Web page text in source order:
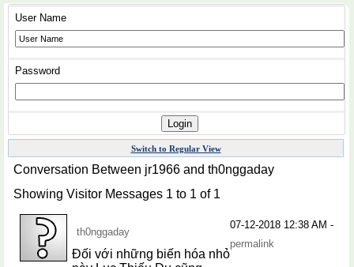
User Name
Password
Switch to Regular View
Conversation Between jr1966 and th0nggaday
Showing Visitor Messages 1 to 1 of 1
07-12-2018 12:38 AM -
permalink
th0nggaday
Đối với những biến hóa nhỏ